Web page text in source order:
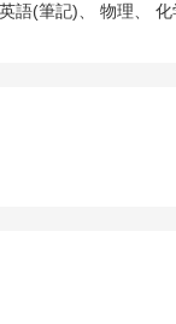
語(筆記)、 物理、 化